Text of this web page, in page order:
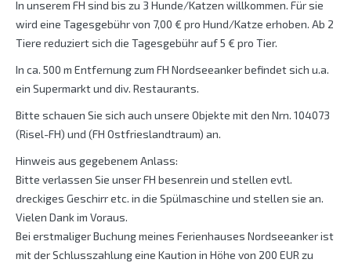
In unserem FH sind bis zu 3 Hunde/Katzen willkommen. Für sie
wird eine Tagesgebühr von 7,00 € pro Hund/Katze erhoben. Ab 2
Tiere reduziert sich die Tagesgebühr auf 5 € pro Tier.
In ca. 500 m Entfernung zum FH Nordseeanker befindet sich u.a.
ein Supermarkt und div. Restaurants.
Bitte schauen Sie sich auch unsere Objekte mit den Nrn. 104073
(Risel-FH) und (FH Ostfrieslandtraum) an.
Hinweis aus gegebenem Anlass:
Bitte verlassen Sie unser FH besenrein und stellen evtl.
dreckiges Geschirr etc. in die Spülmaschine und stellen sie an.
Vielen Dank im Voraus.
Bei erstmaliger Buchung meines Ferienhauses Nordseeanker ist
mit der Schlusszahlung eine Kaution in Höhe von 200 EUR zu